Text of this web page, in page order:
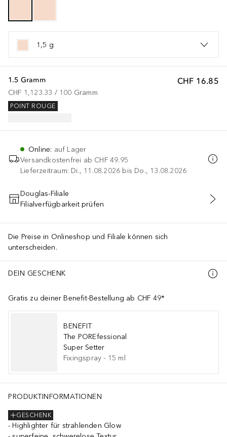
1,5 g
CHF 16.85
1.5 Gramm
CHF 1,123.33 / 100 Gramm
POINT ROUGE
Online: auf Lager
Versandkostenfrei ab CHF 49.95
Lieferzeitraum: Di., 11.08.2026 bis Do., 13.08.2026
IN DEN WARENKORB
Douglas-Filiale
Filialverfügbarkeit prüfen
Die Preise in Onlineshop und Filiale können sich
unterscheiden.
DEIN GESCHENK
Gratis zu deiner Benefit-Bestellung ab CHF 49*
BENEFIT
The POREfessional
Super Setter
Fixingspray - 15 ml
PRODUKTINFORMATIONEN
GESCHENK
Highlighter für strahlenden Glow